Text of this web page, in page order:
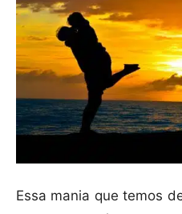
Essa mania que temos